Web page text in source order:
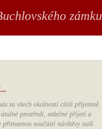
zámku
za všech okolností cítili příjemně.
prostředí, srdečné přijetí a
součástí návštěvy naší